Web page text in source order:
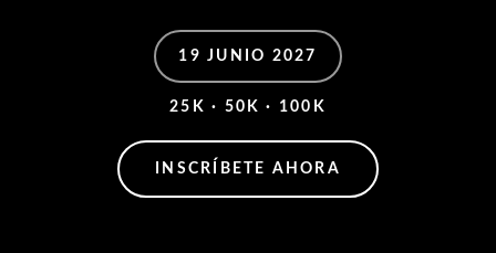
19 JUNIO 2027
25K · 50K · 100K
INSCRÍBETE AHORA